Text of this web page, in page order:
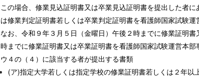
この場合、修業見込証明書又は卒業見込証明書を提出した者
は修業判定証明書若しくは卒業判定証明書を看護師国家試験
なお、令和９年３月５日（金曜日）午後２時までに修業証明
時までに修業証明書又は卒業証明書を看護師国家試験運営本
ウ４の（４）に該当する者が提出する書類
(ア)指定大学若しくは指定学校の修業証明書若しくは２年